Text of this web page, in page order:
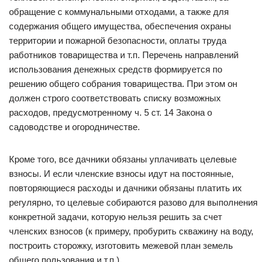
обращение с коммунальными отходами, а также для
содержания общего имущества, обеспечения охраны
территории и пожарной безопасности, оплаты труда
работников товарищества и т.п. Перечень направлений
использования денежных средств формируется по
решению общего собрания товарищества. При этом он
должен строго соответствовать списку возможных
расходов, предусмотренному ч. 5 ст. 14 Закона о
садоводстве и огородничестве.
Кроме того, все дачники обязаны уплачивать целевые
взносы. И если членские взносы идут на постоянные,
повторяющиеся расходы и дачники обязаны платить их
регулярно, то целевые собираются разово для выполнения
конкретной задачи, которую нельзя решить за счет
членских взносов (к примеру, пробурить скважину на воду,
построить сторожку, изготовить межевой план земель
общего пользования и т.п.).